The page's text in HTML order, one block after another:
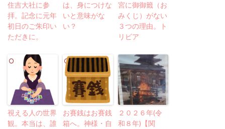
住吉大社に参
拝。記念に元年
初日のご朱印い
ただきに。
は、身につけな
いと意味がな
い？
宮に御御籤（お
みくじ）がない
３つの理由。ト
リビア
視える人の世界
観。本当は、誰
お賽銭はお賽銭
箱へ。神様・自
２０２６年(令
和８年)【関